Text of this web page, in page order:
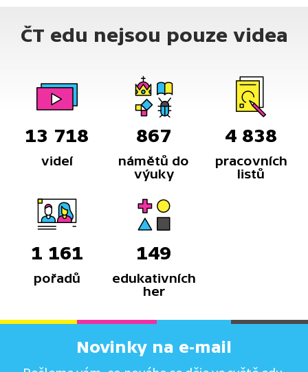
ČT edu nejsou pouze videa
13 718
videí
867
námětů do
výuky
4 838
pracovních
listů
1 161
pořadů
149
edukativních
her
Novinky na e-mail